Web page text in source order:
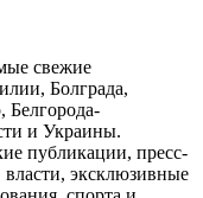
свежие
Болграда,
Белгорода-
и Украины.
публикации, пресс-
эксклюзивные